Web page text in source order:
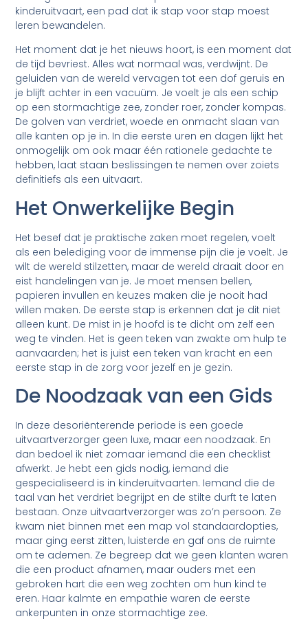
kinderuitvaart, een pad dat ik stap voor stap moest
leren bewandelen.
Het moment dat je het nieuws hoort, is een moment dat
de tijd bevriest. Alles wat normaal was, verdwijnt. De
geluiden van de wereld vervagen tot een dof geruis en
je blijft achter in een vacuüm. Je voelt je als een schip
op een stormachtige zee, zonder roer, zonder kompas.
De golven van verdriet, woede en onmacht slaan van
alle kanten op je in. In die eerste uren en dagen lijkt het
onmogelijk om ook maar één rationele gedachte te
hebben, laat staan beslissingen te nemen over zoiets
definitiefs als een uitvaart.
Het Onwerkelijke Begin
Het besef dat je praktische zaken moet regelen, voelt
als een belediging voor de immense pijn die je voelt. Je
wilt de wereld stilzetten, maar de wereld draait door en
eist handelingen van je. Je moet mensen bellen,
papieren invullen en keuzes maken die je nooit had
willen maken. De eerste stap is erkennen dat je dit niet
alleen kunt. De mist in je hoofd is te dicht om zelf een
weg te vinden. Het is geen teken van zwakte om hulp te
aanvaarden; het is juist een teken van kracht en een
eerste stap in de zorg voor jezelf en je gezin.
De Noodzaak van een Gids
In deze desoriënterende periode is een goede
uitvaartverzorger geen luxe, maar een noodzaak. En
dan bedoel ik niet zomaar iemand die een checklist
afwerkt. Je hebt een gids nodig, iemand die
gespecialiseerd is in kinderuitvaarten. Iemand die de
taal van het verdriet begrijpt en de stilte durft te laten
bestaan. Onze uitvaartverzorger was zo’n persoon. Ze
kwam niet binnen met een map vol standaardopties,
maar ging eerst zitten, luisterde en gaf ons de ruimte
om te ademen. Ze begreep dat we geen klanten waren
die een product afnamen, maar ouders met een
gebroken hart die een weg zochten om hun kind te
eren. Haar kalmte en empathie waren de eerste
ankerpunten in onze stormachtige zee.